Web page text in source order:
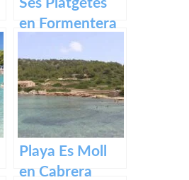
Ses Platgetes
en Formentera
Playa Es Moll
en Cabrera